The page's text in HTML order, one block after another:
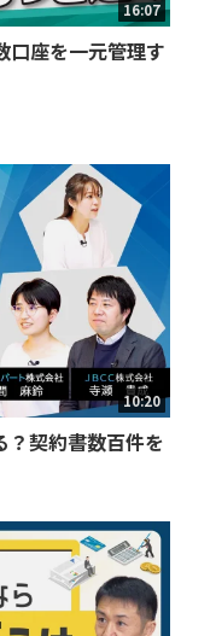
16:07
口座を一元管理す
10:20
？契約書数百件を